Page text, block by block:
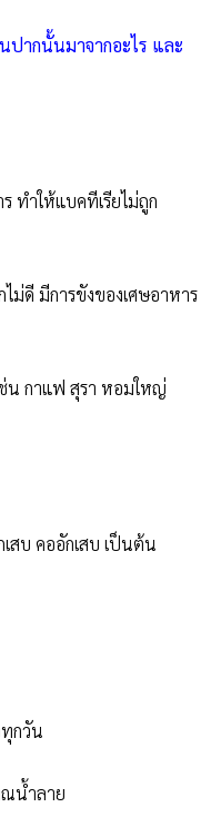
ปากนั้นมาจากอะไร และ
ทำให้แบคทีเรียไม่ถูก
ดี มีการขังของเศษอาหาร
น กาแฟ สุรา หอมใหญ่
สบ คออักเสบ เป็นต้น
กวัน
น้ำลาย